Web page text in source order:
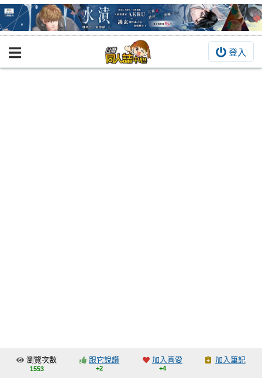
登入
BOOKY書集倉庫
交流中心
瀏覽次數
1553
跟它說讚
+2
加入喜愛
+4
加入筆記